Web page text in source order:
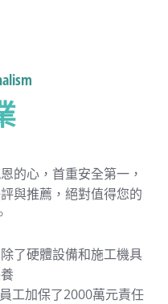
的心，首重安全第一，
與推薦，絕對值得您的
了硬體設備和施工機具
工加保了2000萬元責任